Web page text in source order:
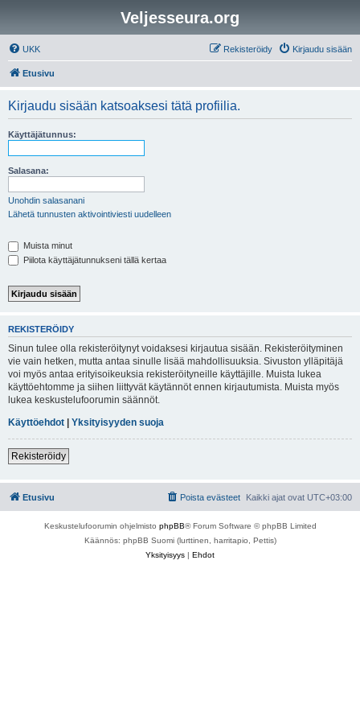
Veljesseura.org
UKK Kirjaudu sisään
Rekisteröidy
Etusivu
Kirjaudu sisään katsoaksesi tätä profiilia.
Käyttäjätunnus:
Salasana:
Unohdin salasanani
Lähetä tunnusten aktivointiviesti uudelleen
Muista minut
Piilota käyttäjätunnukseni tällä kertaa
REKISTERÖIDY
Sinun tulee olla rekisteröitynyt voidaksesi kirjautua sisään. Rekisteröityminen
vie vain hetken, mutta antaa sinulle lisää mahdollisuuksia. Sivuston ylläpitäjä
voi myös antaa erityisoikeuksia rekisteröityneille käyttäjille. Muista lukea
käyttöehtomme ja siihen liittyvät käytännöt ennen kirjautumista. Muista myös
lukea keskustelufoorumin säännöt.
Käyttöehdot | Yksityisyyden suoja
Rekisteröidy
Etusivu Kaikki ajat ovat UTC+03:00
Poista evästeet
Keskustelufoorumin ohjelmisto phpBB® Forum Software © phpBB Limited
Käännös: phpBB Suomi (lurttinen, harritapio, Pettis)
Yksityisyys | Ehdot